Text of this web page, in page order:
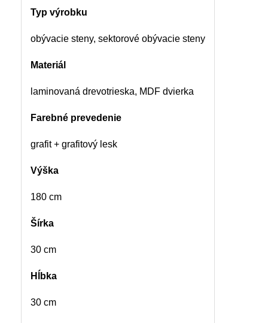
Typ výrobku
obývacie steny, sektorové obývacie steny
Materiál
laminovaná drevotrieska, MDF dvierka
Farebné prevedenie
grafit + grafitový lesk
Výška
180 cm
Šírka
30 cm
Hĺbka
30 cm